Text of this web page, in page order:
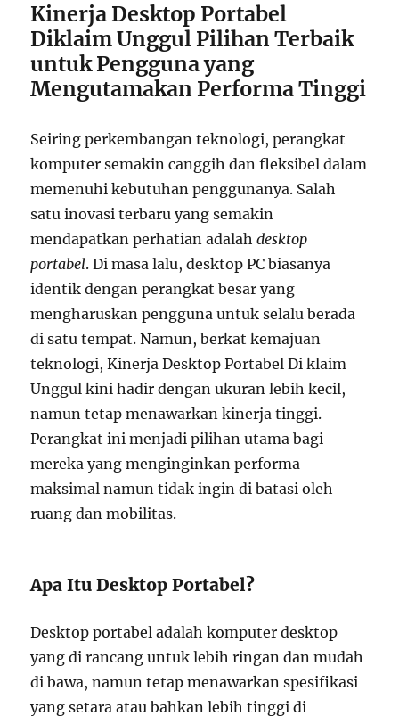
Kinerja Desktop Portabel
Diklaim Unggul Pilihan Terbaik
untuk Pengguna yang
Mengutamakan Performa Tinggi
Seiring perkembangan teknologi, perangkat
komputer semakin canggih dan fleksibel dalam
memenuhi kebutuhan penggunanya. Salah
satu inovasi terbaru yang semakin
mendapatkan perhatian adalahdesktop
portabel. Di masa lalu, desktop PC biasanya
identik dengan perangkat besar yang
mengharuskan pengguna untuk selalu berada
di satu tempat. Namun, berkat kemajuan
teknologi, Kinerja Desktop Portabel Di klaim
Unggul kini hadir dengan ukuran lebih kecil,
namun tetap menawarkan kinerja tinggi.
Perangkat ini menjadi pilihan utama bagi
mereka yang menginginkan performa
maksimal namun tidak ingin di batasi oleh
ruang dan mobilitas.
Apa Itu Desktop Portabel?
Desktop portabel adalah komputer desktop
yang di rancang untuk lebih ringan dan mudah
di bawa, namun tetap menawarkan spesifikasi
yang setara atau bahkan lebih tinggi di